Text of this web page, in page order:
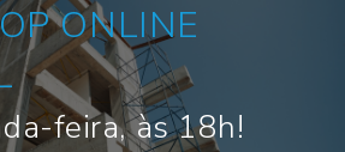
ONLINE
feira, às 18h!